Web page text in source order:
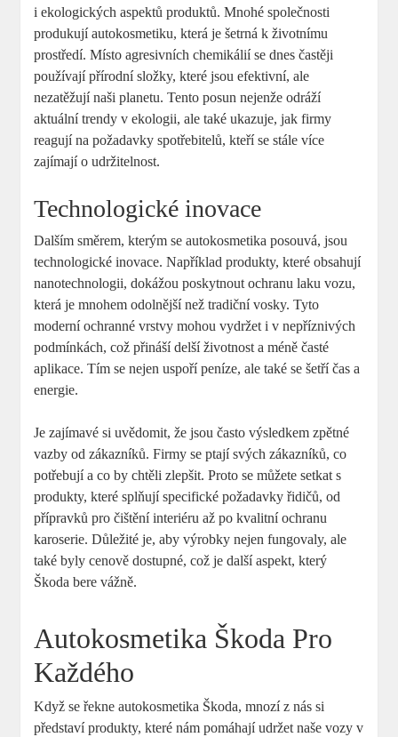
i ekologických aspektů produktů. Mnohé společnosti
produkují autokosmetiku, která je‌ šetrná k životnímu
prostředí. Místo agresivních chemikálií se dnes ⁣častěji
používají přírodní složky,⁤ které jsou efektivní, ​ale⁣
nezatěžují naši ⁢planetu. ⁤Tento posun nejenže odráží
aktuální⁤ trendy v ekologii, ale také ukazuje, jak firmy
reagují na požadavky spotřebitelů, kteří‍ se stále více
zajímají ‍o udržitelnost.
Technologické inovace
Dalším směrem,​ kterým ‌se autokosmetika​ posouvá, jsou
technologické inovace. Například produkty, které ​obsahují
nanotechnologii, dokážou poskytnout ochranu laku‌ vozu,‌
která je mnohem ‍odolnější než tradiční vosky. Tyto
moderní ochranné vrstvy mohou⁣ vydržet i v ‍nepříznivých
⁢podmínkách, což přináší‌ delší životnost a méně časté
⁢aplikace. ‍Tím se nejen⁤ uspoří peníze, ale také se šetří čas‍ a
energie.
Je ​zajímavé⁤ si ​uvědomit, že ⁤jsou často‌ výsledkem zpětné
vazby⁢ od⁢ zákazníků.⁣ Firmy se ptají svých zákazníků, co
potřebují‌ a co by chtěli⁢ zlepšit. Proto se ‍můžete setkat s
produkty, které splňují specifické požadavky řidičů, od
přípravků pro čištění interiéru ​až po​ kvalitní ochranu
karoserie. Důležité je, aby výrobky nejen fungovaly, ale‌
také byly‍ cenově dostupné, což je⁣ další aspekt, který
Škoda bere‍ vážně.
Autokosmetika Škoda Pro
Každého
Když‌ se ⁢řekne⁢ autokosmetika ​Škoda, mnozí z ⁢nás si
představí⁢ produkty, ⁤které nám pomáhají udržet naše⁤ vozy v